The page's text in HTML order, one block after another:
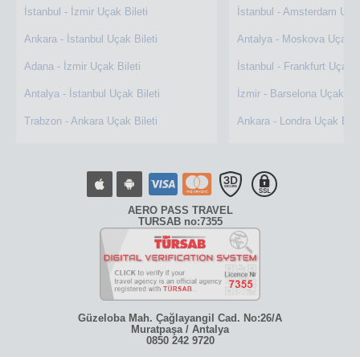
İstanbul - İzmir Uçak Bileti
Ankara - İstanbul Uçak Bileti
Adana - İzmir Uçak Bileti
Antalya - İstanbul Uçak Bileti
Trabzon - Ankara Uçak Bileti
İstanbul - Amsterdam
Antalya - Moskova Uçak
İstanbul - Frankfurt Uçak
İzmir - Barselona Uçak
Ankara - Londra Uçak
AERO PASS TRAVEL
TURSAB no:7355
Güzeloba Mah. Çağlayangil Cad. No:26/A
Muratpaşa / Antalya
0850 242 9720